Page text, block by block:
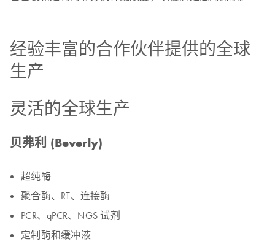
经验丰富的合作伙伴提供的全球
生产
灵活的全球生产
贝弗利 (Beverly)
超纯酶
聚合酶、RT、连接酶
PCR、qPCR、NGS 试剂
定制酶和缓冲液